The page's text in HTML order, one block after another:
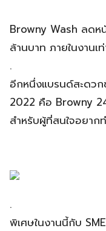
Browny Wash ลดห
ล้านบาท ภายในงานเ
.
อีกหนึ่งแบรนด์สะดว
2022 คือ Browny
สำหรับผู้ที่สนใจอยาก
.
พิเศษในงานนี้กับ